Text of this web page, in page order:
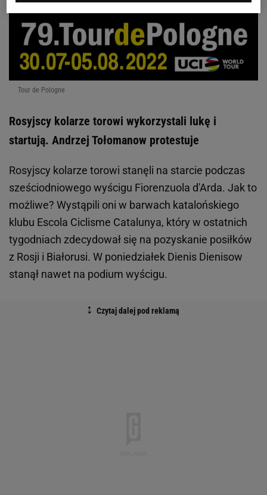
Tour de Pologne
Rosyjscy kolarze torowi wykorzystali lukę i
startują. Andrzej Tołomanow protestuje
Rosyjscy kolarze torowi stanęli na starcie podczas
sześciodniowego wyścigu Fiorenzuola d'Arda. Jak to
możliwe? Wystąpili oni w barwach katalońskiego
klubu Escola Ciclisme Catalunya, który w ostatnich
tygodniach zdecydował się na pozyskanie posiłków
z Rosji i Białorusi. W poniedziałek Dienis Dienisow
stanął nawet na podium wyścigu.